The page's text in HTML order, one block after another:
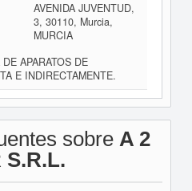
AVENIDA JUVENTUD,
3, 30110, Murcia,
MURCIA
APARATOS DE
E INDIRECTAMENTE.
sobre A 2
S.R.L.